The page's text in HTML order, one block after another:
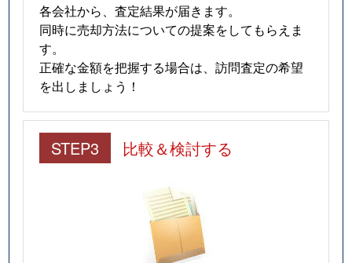
各会社から、査定結果が届きます。
同時に売却方法についての提案をしてもらえま
す。
正確な金額を把握する場合は、訪問査定の希望
を出しましょう！
STEP3 比較＆検討する